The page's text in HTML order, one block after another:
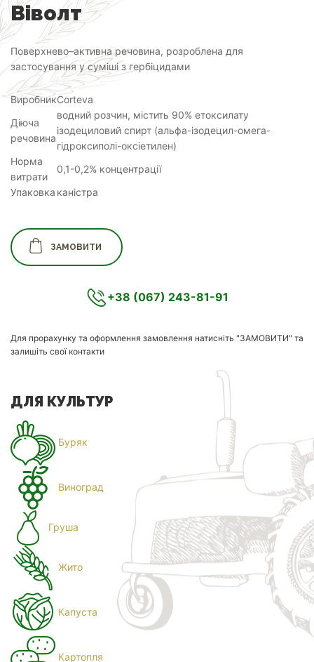
Віволт
Поверхнево–активна речовина, розроблена для
застосування у суміші з гербіцидами
ВиробникCorteva
Діюча
речовина
водний розчин, містить 90% етоксилату
ізодециловий спирт (альфа-ізодецил-омега-
гідроксиполі-оксіетилен)
Норма
витрати
0,1-0,2% концентрації
Упаковка каністра
ЗАМОВИТИ
+38 (067) 243-81-91
Для прорахунку та оформлення замовлення натисніть "ЗАМОВИТИ" та
залишіть свої контакти
ДЛЯ КУЛЬТУР
Буряк
Виноград
Груша
Жито
Капуста
Картопля